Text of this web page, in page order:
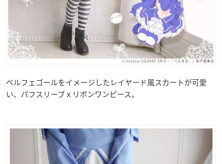
ベルフェゴールをイメージしたレイヤード風スカートが可愛
い、パフスリーブｘリボンワンピース。